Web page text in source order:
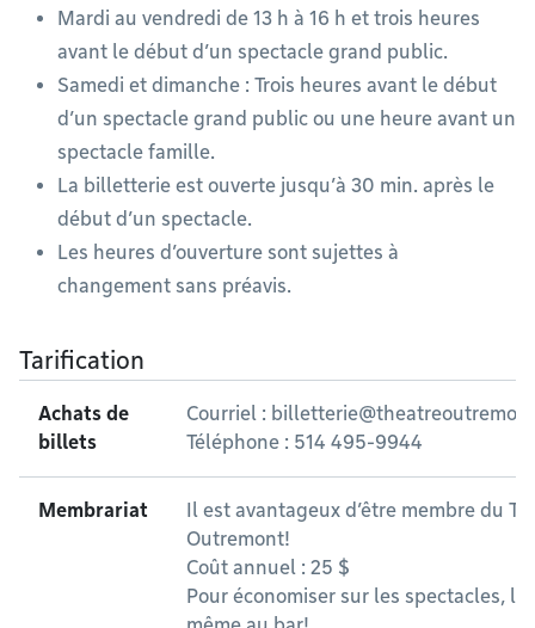
Mardi au vendredi de 13 h à 16 h et trois heures
avant le début d’un spectacle grand public.
Samedi et dimanche : Trois heures avant le début
d’un spectacle grand public ou une heure avant un
spectacle famille.
La billetterie est ouverte jusqu’à 30 min. après le
début d’un spectacle.
Les heures d’ouverture sont sujettes à
changement sans préavis.
Tarification
Achats de
billets
Courriel :
Téléphone : 514 495-9944
Membrariat
Il est avantageux d’être membre du
Outremont!
Coût annuel : 25 $
Pour économiser sur les spectacles, le